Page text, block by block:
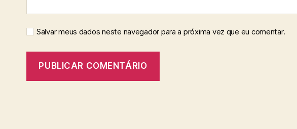
Salvar meus dados neste navegador para a próxima vez que eu comentar.